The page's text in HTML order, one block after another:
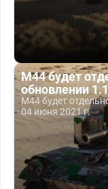
М44 будет
обновлении
М44 будет
04 июня 2021 г.